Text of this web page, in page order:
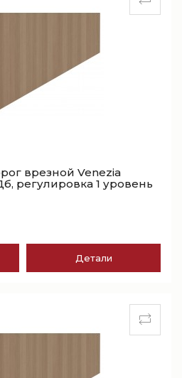
врезной Venezia
регулировка 1 уровень
Детали